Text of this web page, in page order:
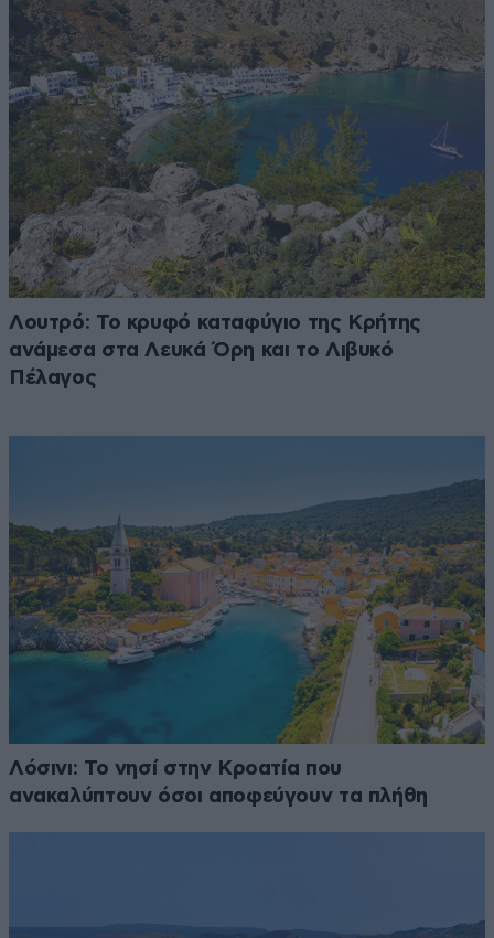
Λουτρό: Το κρυφό καταφύγιο της Κρήτης
ανάμεσα στα Λευκά Όρη και το Λιβυκό
Πέλαγος
Λόσινι: Το νησί στην Κροατία που
ανακαλύπτουν όσοι αποφεύγουν τα πλήθη